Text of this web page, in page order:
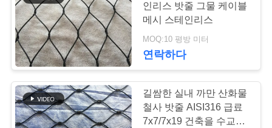
품
질
관
리
새장 철사 그물세공
인리스 밧줄 그물 케이블
메시 스테인리스
MOQ:10 평방 미터
연락하다
길쌈한 실내 까만 산화물
철사 밧줄 AISI316 급료
7x7/7x19 건축을 수교하